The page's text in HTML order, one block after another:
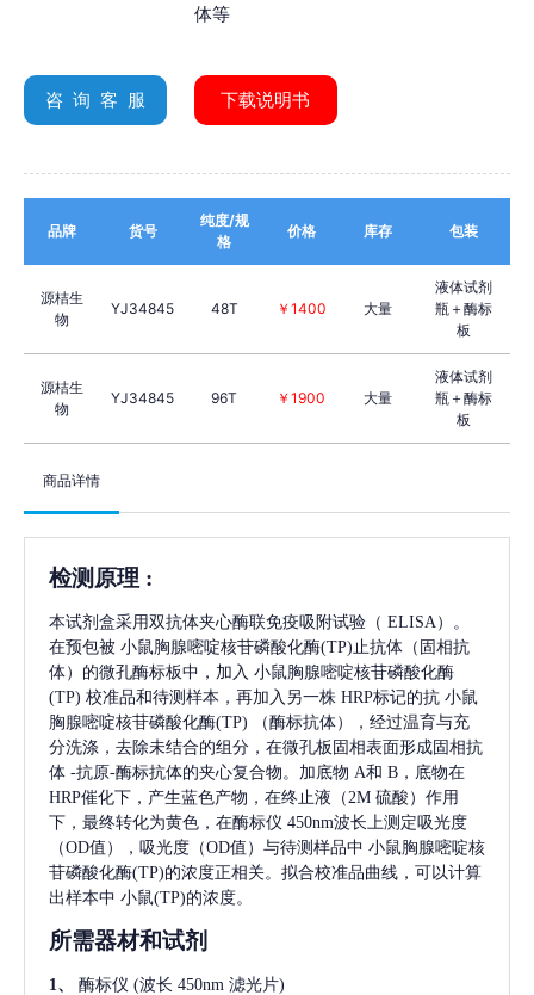
体等
咨 询 客 服 下载说明书
品牌 货号
纯度/规
格
价格 库存 包装
源桔生
物
YJ34845 48T ￥1400 大量
液体试剂
瓶＋酶标
板
源桔生
物
YJ34845 96T ￥1900 大量
液体试剂
瓶＋酶标
板
商品详情
检测原理 :
本试剂盒采用双抗体夹心酶联免疫吸附试验（ ELISA）。
在预包被 小鼠胸腺嘧啶核苷磷酸化酶(TP) 止抗体（固相抗
体）的微孔酶标板中，加入 小鼠胸腺嘧啶核苷磷酸化酶
(TP) 校准品和待测样本，再加入另一株 HRP标记的抗 小鼠
胸腺嘧啶核苷磷酸化酶(TP)
（酶标抗体），经过温育与充
分洗涤，去除未结合的组分，在微孔板固相表面形成固相抗
体 -抗原-酶标抗体的夹心复合物。加底物 A和 B，底物在
HRP催化下，产生蓝色产物，在终止液（2M 硫酸）作用
下，最终转化为黄色，在酶标仪 450nm波长上测定吸光度
（OD值），吸光度（OD值）与待测样品中 小鼠胸腺嘧啶核
苷磷酸化酶(TP)的浓度正相关。拟合校准品曲线，可以计算
出样本中 小鼠(TP)的浓度。
所需器材和试剂
1、 酶标仪 (波长 450nm 滤光片)